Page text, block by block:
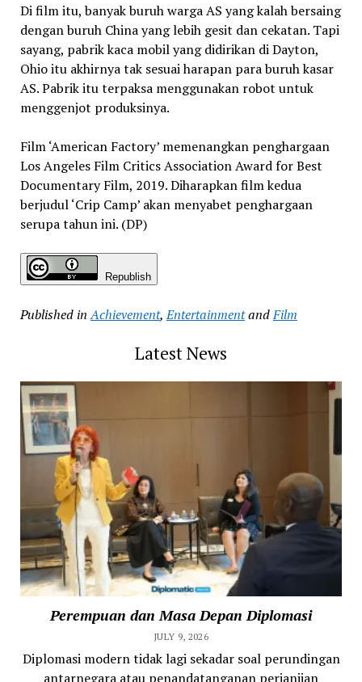
Di film itu, banyak buruh warga AS yang kalah bersaing
dengan buruh China yang lebih gesit dan cekatan. Tapi
sayang, pabrik kaca mobil yang didirikan di Dayton,
Ohio itu akhirnya tak sesuai harapan para buruh kasar
AS. Pabrik itu terpaksa menggunakan robot untuk
menggenjot produksinya.
Film ‘American Factory’ memenangkan penghargaan
Los Angeles Film Critics Association Award for Best
Documentary Film, 2019. Diharapkan film kedua
berjudul ‘Crip Camp’ akan menyabet penghargaan
serupa tahun ini. (DP)
Republish
Published in Achievement,EntertainmentandFilm
Latest News
Perempuan dan Masa Depan Diplomasi
JULY 9, 2026
Diplomasi modern tidak lagi sekadar soal perundingan
antarnegara atau penandatanganan perjanjian